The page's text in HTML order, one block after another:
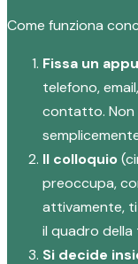
Come funziona
Fissa un
telefono,
contatto. Non
Il colloquio
preoccupa,
attivamente,
il quadro della
Si decide